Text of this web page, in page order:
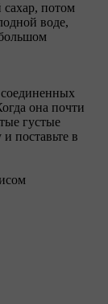
сахар, потом
воде,
она почти
густые
поставьте в